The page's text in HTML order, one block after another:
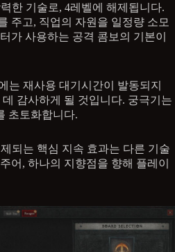
한 기술로, 4레벨에 해제됩니다.
주고, 직업의 자원을 일정량 소모
가 사용하는 공격 콤보의 기본이
는 재사용 대기시간이 발동되지
감사하게 될 것입니다. 궁극기는
초토화합니다.
되는 핵심 지속 효과는 다른 기술
어, 하나의 지향점을 향해 플레이